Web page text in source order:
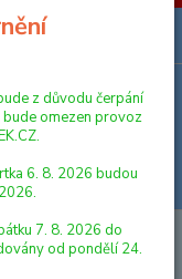
Menu
Hledat
z důvodu čerpání
omezen provoz
6. 8. 2026 budou
7. 8. 2026 do
od pondělí 24.